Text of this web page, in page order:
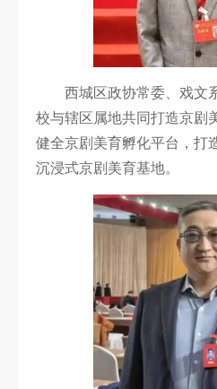
西城区政协常委、戏文
校与辖区属地共同打造京剧
健全京剧美育孵化平台，打
沉浸式京剧美育基地。